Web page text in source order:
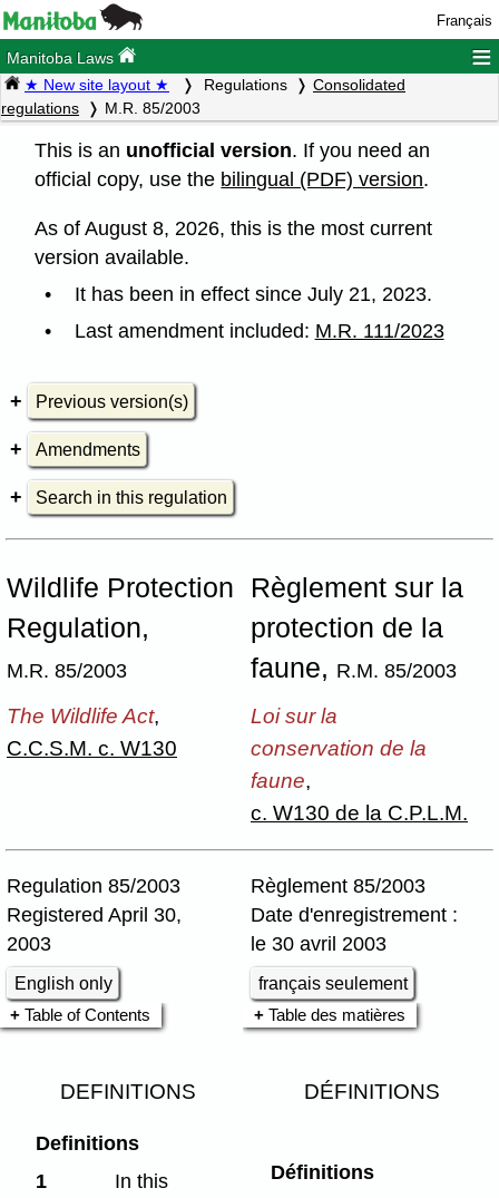
Français
Manitoba Laws ≡
★ New site layout ★ Regulations
Consolidated
regulations
M.R. 85/2003
This is an unofficial version. If you need an
official copy, use the bilingual (PDF) version.
As of August 8, 2026, this is the most current
version available.
It has been in effect since July 21, 2023.
Last amendment included: M.R. 111/2023
Previous version(s)
Amendments
Search in this regulation
Wildlife Protection
Regulation,
M.R. 85/2003
Règlement sur la
protection de la
faune, R.M. 85/2003
The Wildlife Act,
C.C.S.M. c. W130
Loi sur la
conservation de la
faune,
c. W130 de la C.P.L.M.
Regulation 85/2003
Registered April 30,
2003
English only
Règlement 85/2003
Date d'enregistrement :
le 30 avril 2003
français seulement
Table of Contents
Table des matières
DEFINITIONS DÉFINITIONS
Definitions
1
In this
Définitions